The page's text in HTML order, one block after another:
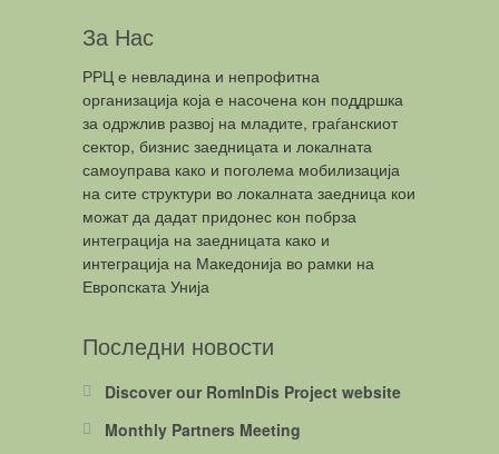
За Нас
РРЦ е невладина и непрофитна
организација која е насочена кон поддршка
за одржлив развој на младите, граѓанскиот
сектор, бизнис заедницата и локалната
самоуправа како и поголема мобилизација
на сите структури во локалната заедница кои
можат да дадат придонес кон побрза
интеграција на заедницата како и
интеграција на Македонија во рамки на
Европската Унија
Последни новости
Discover our RomInDis Project website
Monthly Partners Meeting